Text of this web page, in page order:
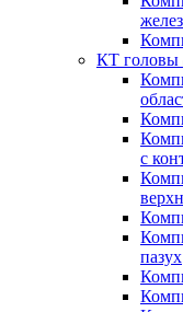
КТ головы
с
пазух